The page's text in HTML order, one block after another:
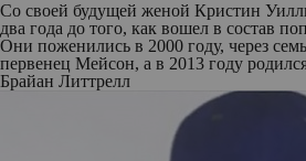
Со своей будущей женой Кристин
два года до того, как вошел в состав
Они поженились в 2000 году, через
первенец Мейсон, а в 2013 году
Брайан Литтрелл